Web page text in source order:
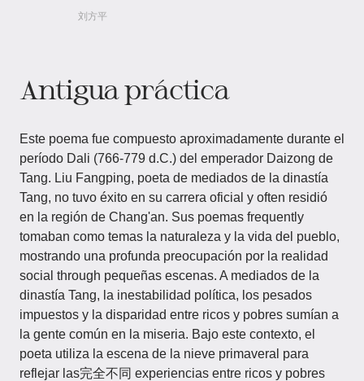
刘方平
Antigua práctica
Este poema fue compuesto aproximadamente durante el
período Dali (766-779 d.C.) del emperador Daizong de
Tang. Liu Fangping, poeta de mediados de la dinastía
Tang, no tuvo éxito en su carrera oficial y often residió
en la región de Chang'an. Sus poemas frequently
tomaban como temas la naturaleza y la vida del pueblo,
mostrando una profunda preocupación por la realidad
social through pequeñas escenas. A mediados de la
dinastía Tang, la inestabilidad política, los pesados
impuestos y la disparidad entre ricos y pobres sumían a
la gente común en la miseria. Bajo este contexto, el
poeta utiliza la escena de la nieve primaveral para
reflejar las完全不同 experiencias entre ricos y pobres